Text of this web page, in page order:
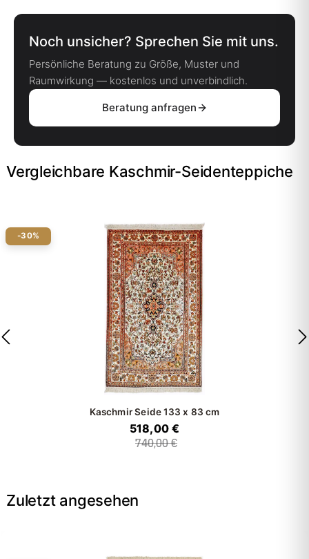
Noch unsicher? Sprechen Sie mit uns.
Persönliche Beratung zu Größe, Muster und
Raumwirkung — kostenlos und unverbindlich.
Beratung anfragen
Vergleichbare Kaschmir-Seidenteppiche
-30%
Kaschmir Seide 133 x 83 cm
518,00 €
740,00 €
Zuletzt angesehen